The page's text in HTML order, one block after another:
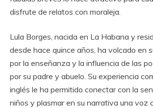
disfrute de relatos con moraleja.
Lula Borges, nacida en La Habana y
desde hace quince años, ha volcado en
por la enseñanza y la influencia de las
por su padre y abuelo. Su experiencia
inglés le ha permitido conectar con la
niños y plasmar en su narrativa una voz